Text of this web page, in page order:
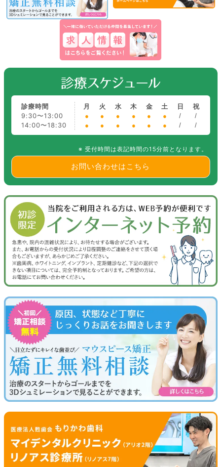
診療時間
9:30〜13:00
14:00〜18:30
月
●
●
火
●
●
水
●
●
木
●
●
金
●
●
土
●
●
日
/
/
祝
/
/
※ 受付時間は表記時間の15分前となります。
お問い合わせはこちら